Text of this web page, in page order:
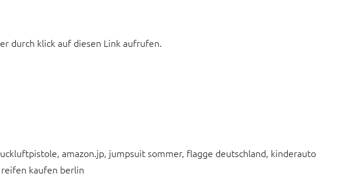
durch klick auf diesen Link aufrufen.
amazon.jp, jumpsuit sommer, flagge deutschland, kinderauto
kaufen berlin